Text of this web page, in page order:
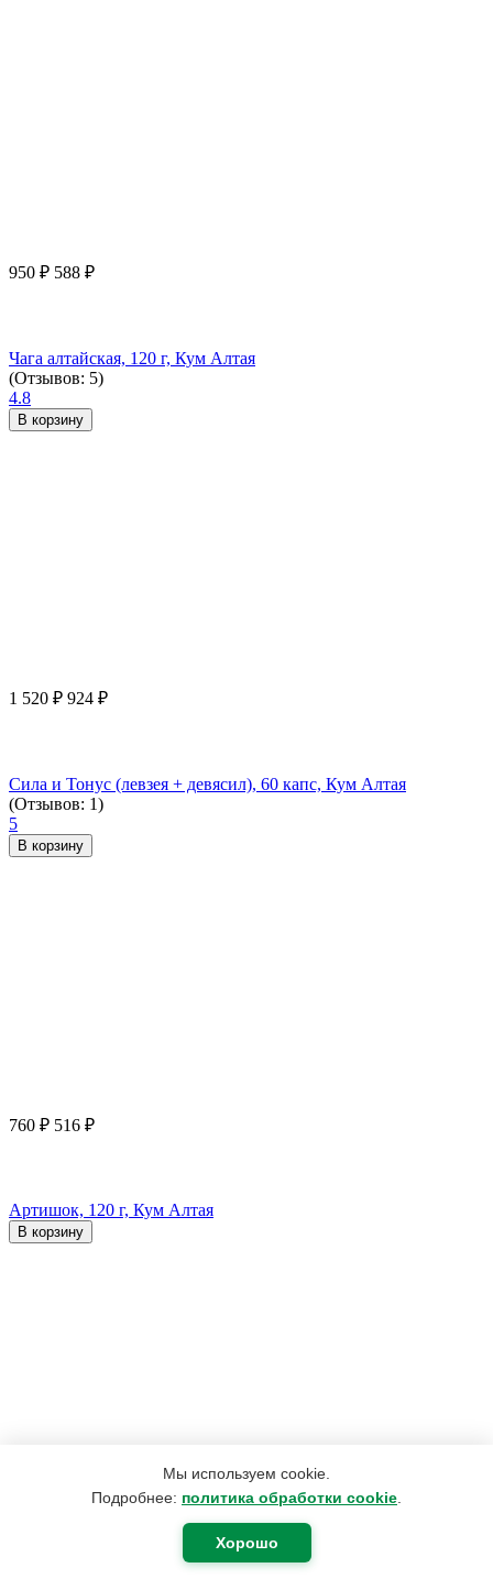
Мы используем cookie.
Подробнее: политика обработки cookie
Хорошо
950 ₽ 588 ₽
Чага алтайская, 120 г, Кум Алтая
(Отзывов: 5)
4.8
В корзину
1 520 ₽ 924 ₽
Сила и Тонус (левзея + девясил), 60 капс, Кум Алтая
(Отзывов: 1)
5
В корзину
760 ₽ 516 ₽
Артишок, 120 г, Кум Алтая
В корзину